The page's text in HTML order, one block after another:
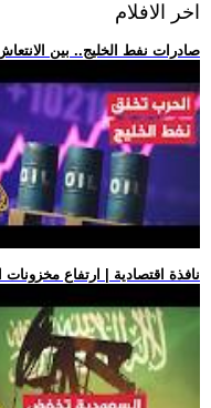
اخر الافلام
.. صادرات نفط الخليج.. بين
.. نافذة اقتصادية | ارتفاع